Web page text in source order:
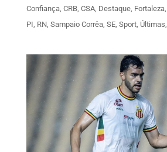
Confiança, CRB, CSA, Destaque, Fortaleza,
PI, RN, Sampaio Corrêa, SE, Sport, Últimas,